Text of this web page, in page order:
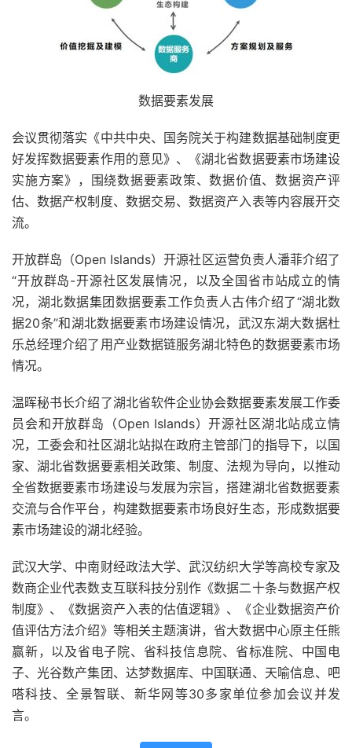
数据要素发展
会议贯彻落实《中共中央、国务院关于构建数据基础制度更
好发挥数据要素作用的意见》、《湖北省数据要素市场建设
实施方案》，围绕数据要素政策、数据价值、数据资产评
估、数据产权制度、数据交易、数据资产入表等内容展开交
流。
开放群岛（Open Islands）开源社区运营负责人潘菲介绍了
“开放群岛-开源社区发展情况，以及全国省市站成立的情
况，湖北数据集团数据要素工作负责人古伟介绍了“湖北数
据20条”和湖北数据要素市场建设情况，武汉东湖大数据杜
乐总经理介绍了用产业数据链服务湖北特色的数据要素市场
情况。
温晖秘书长介绍了湖北省软件企业协会数据要素发展工作委
员会和开放群岛（Open Islands）开源社区湖北站成立情
况，工委会和社区湖北站拟在政府主管部门的指导下，以国
家、湖北省数据要素相关政策、制度、法规为导向，以推动
全省数据要素市场建设与发展为宗旨，搭建湖北省数据要素
交流与合作平台，构建数据要素市场良好生态，形成数据要
素市场建设的湖北经验。
武汉大学、中南财经政法大学、武汉纺织大学等高校专家及
数商企业代表数支互联科技分别作《数据二十条与数据产权
制度》、《数据资产入表的估值逻辑》、《企业数据资产价
值评估方法介绍》等相关主题演讲，省大数据中心原主任熊
赢新，以及省电子院、省科技信息院、省标准院、中国电
子、光谷数产集团、达梦数据库、中国联通、天喻信息、吧
嗒科技、全景智联、新华网等30多家单位参加会议并发
言。